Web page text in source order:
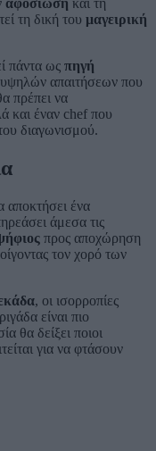
τη δική του μαγειρική
πάντα ως πηγή
απαιτήσεων που
πρέπει να
και έναν chef που
διαγωνισμού.
αποκτήσει ένα
άμεσα τις
προς αποχώρηση
τον χορό των
, οι ισορροπίες
είναι πιο
θα δείξει ποιοι
για να φτάσουν